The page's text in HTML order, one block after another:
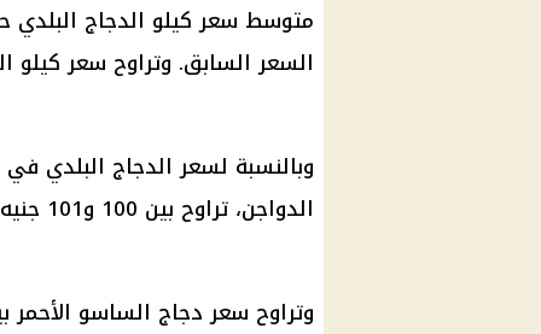
متوسط سعر كيلو الدجاج البلدي
السعر السابق. وتراوح سعر كيلو
وبالنسبة لسعر الدجاج البلدي
الدواجن، تراوح بين 100 و101 جنيه.